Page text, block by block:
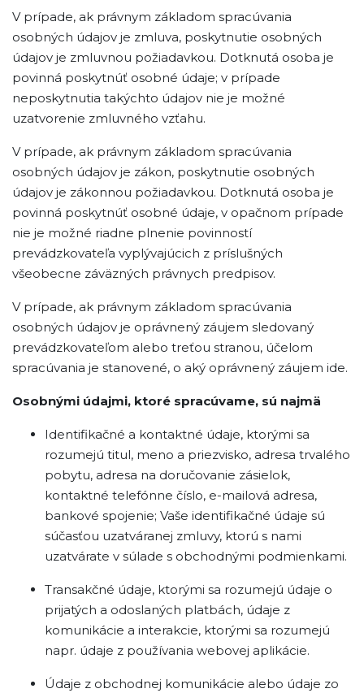
V prípade, ak právnym základom spracúvania
osobných údajov je zmluva, poskytnutie osobných
údajov je zmluvnou požiadavkou. Dotknutá osoba je
povinná poskytnúť osobné údaje; v prípade
neposkytnutia takýchto údajov nie je možné
uzatvorenie zmluvného vzťahu.
V prípade, ak právnym základom spracúvania
osobných údajov je zákon, poskytnutie osobných
údajov je zákonnou požiadavkou. Dotknutá osoba je
povinná poskytnúť osobné údaje, v opačnom prípade
nie je možné riadne plnenie povinností
prevádzkovateľa vyplývajúcich z príslušných
všeobecne záväzných právnych predpisov.
V prípade, ak právnym základom spracúvania
osobných údajov je oprávnený záujem sledovaný
prevádzkovateľom alebo treťou stranou, účelom
spracúvania je stanovené, o aký oprávnený záujem ide.
Osobnými údajmi, ktoré spracúvame, sú najmä
Identifikačné a kontaktné údaje, ktorými sa
rozumejú titul, meno a priezvisko, adresa trvalého
pobytu, adresa na doručovanie zásielok,
kontaktné telefónne číslo, e-mailová adresa,
bankové spojenie; Vaše identifikačné údaje sú
súčasťou uzatváranej zmluvy, ktorú s nami
uzatvárate v súlade s obchodnými podmienkami.
Transakčné údaje, ktorými sa rozumejú údaje o
prijatých a odoslaných platbách, údaje z
komunikácie a interakcie, ktorými sa rozumejú
napr. údaje z používania webovej aplikácie.
Údaje z obchodnej komunikácie alebo údaje zo